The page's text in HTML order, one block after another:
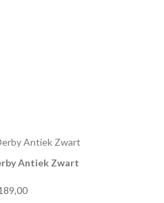
Antiek Zwart